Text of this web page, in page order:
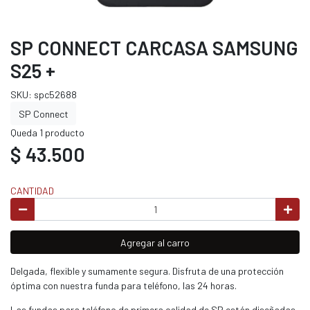
SP CONNECT CARCASA SAMSUNG
S25 +
SKU: spc52688
SP Connect
Queda 1 producto
$ 43.500
CANTIDAD
Agregar al carro
Delgada, flexible y sumamente segura. Disfruta de una protección
óptima con nuestra funda para teléfono, las 24 horas.